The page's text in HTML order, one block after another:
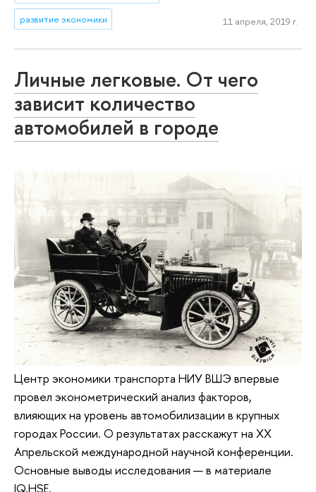
развитие экономики 11 апреля, 2019 г.
Личные легковые. От чего
зависит количество
автомобилей в городе
Центр экономики транспорта НИУ ВШЭ впервые
провел эконометрический анализ факторов,
влияющих на уровень автомобилизации в крупных
городах России. О результатах расскажут на XX
Апрельской международной научной конференции.
Основные выводы исследования — в материале
IQ.HSE.